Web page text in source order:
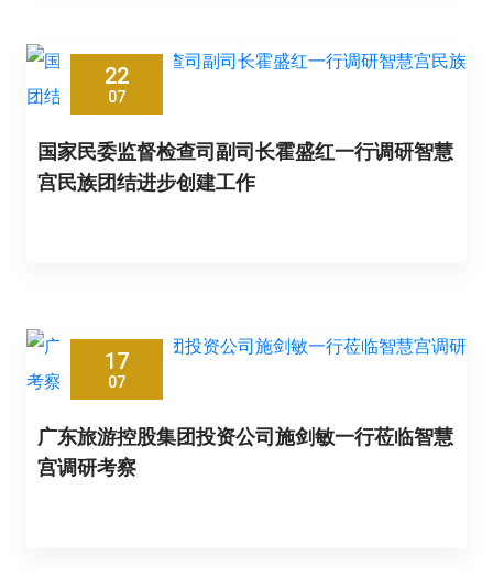
22
07
国家民委监督检查司副司长霍盛红一行调研智慧
宫民族团结进步创建工作
17
07
广东旅游控股集团投资公司施剑敏一行莅临智慧
宫调研考察